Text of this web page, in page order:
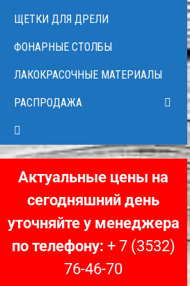
ЩЕТКИ ДЛЯ ДРЕЛИ
ФОНАРНЫЕ СТОЛБЫ
ЛАКОКРАСОЧНЫЕ МАТЕРИАЛЫ
РАСПРОДАЖА
Актуальные цены на
сегодняшний день
уточняйте у менеджера
по телефону: + 7 (3532)
76-46-70